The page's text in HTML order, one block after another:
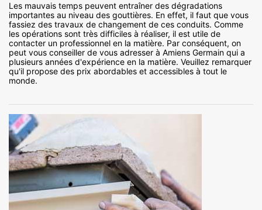
Les mauvais temps peuvent entraîner des dégradations
importantes au niveau des gouttières. En effet, il faut que vous
fassiez des travaux de changement de ces conduits. Comme
les opérations sont très difficiles à réaliser, il est utile de
contacter un professionnel en la matière. Par conséquent, on
peut vous conseiller de vous adresser à Amiens Germain qui a
plusieurs années d'expérience en la matière. Veuillez remarquer
qu'il propose des prix abordables et accessibles à tout le
monde.